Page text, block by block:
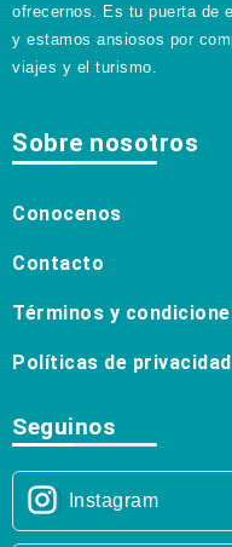
ofrecernos. Es tu puerta de
y estamos ansiosos por
viajes y el turismo.
Sobre nosotros
Conocenos
Contacto
Términos y
Políticas de privacidad
Seguinos
Instagram